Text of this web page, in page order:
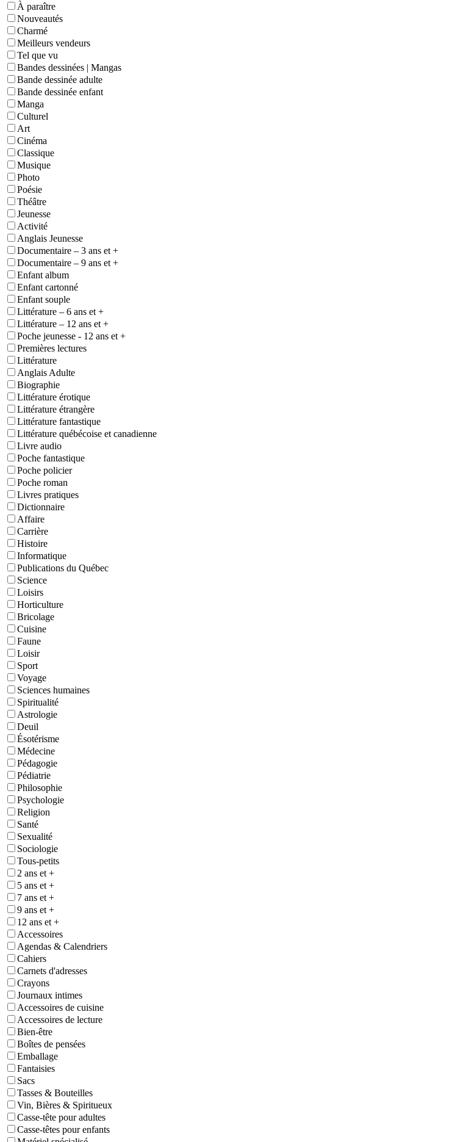
À paraître
Nouveautés
Charmé
Meilleurs vendeurs
Tel que vu
Bandes dessinées | Mangas
Bande dessinée adulte
Bande dessinée enfant
Manga
Culturel
Art
Cinéma
Classique
Musique
Photo
Poésie
Théâtre
Jeunesse
Activité
Anglais Jeunesse
Documentaire – 3 ans et +
Documentaire – 9 ans et +
Enfant album
Enfant cartonné
Enfant souple
Littérature – 6 ans et +
Littérature – 12 ans et +
Poche jeunesse - 12 ans et +
Premières lectures
Littérature
Anglais Adulte
Biographie
Littérature érotique
Littérature étrangère
Littérature fantastique
Littérature québécoise et canadienne
Livre audio
Poche fantastique
Poche policier
Poche roman
Livres pratiques
Dictionnaire
Affaire
Carrière
Histoire
Informatique
Publications du Québec
Science
Loisirs
Horticulture
Bricolage
Cuisine
Faune
Loisir
Sport
Voyage
Sciences humaines
Spiritualité
Astrologie
Deuil
Ésotérisme
Médecine
Pédagogie
Pédiatrie
Philosophie
Psychologie
Religion
Santé
Sexualité
Sociologie
Tous-petits
2 ans et +
5 ans et +
7 ans et +
9 ans et +
12 ans et +
Accessoires
Agendas & Calendriers
Cahiers
Carnets d'adresses
Crayons
Journaux intimes
Accessoires de cuisine
Accessoires de lecture
Bien-être
Boîtes de pensées
Emballage
Fantaisies
Sacs
Tasses & Bouteilles
Vin, Bières & Spiritueux
Casse-tête pour adultes
Casse-têtes pour enfants